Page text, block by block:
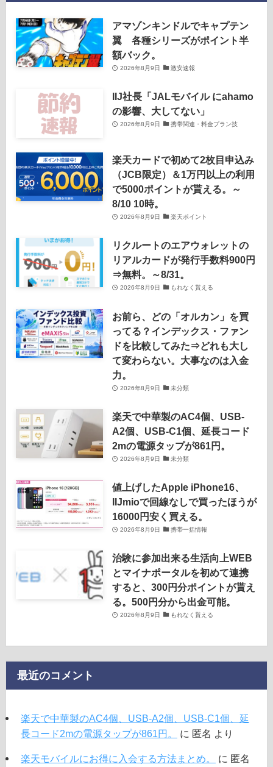
アマゾンキンドルでキャプテン
翼 各種シリーズがポイント半
額バック。
2026年8月9日 激安速報
IIJ社長「JALモバイル にahamo
の影響、大してない」
2026年8月9日 携帯関連・料金プラン技
楽天カードで初めて2枚目申込み
（JCB限定）＆1万円以上の利用
で5000ポイントが貰える。～
8/10 10時。
2026年8月9日 楽天ポイント
リクルートのエアウォレットの
リアルカードが発行手数料900円
⇒無料。～8/31。
2026年8月9日 もれなく貰える
お前ら、どの「オルカン」を買
ってる？インデックス・ファン
ドを比較してみた⇒どれも大し
て変わらない。大事なのは入金
力。
2026年8月9日 未分類
楽天で中華製のAC4個、USB-
A2個、USB-C1個、延長コード
2mの電源タップが861円。
2026年8月9日 未分類
値上げしたApple iPhone16、
IIJmioで回線なしで買ったほうが
16000円安く買える。
2026年8月9日 携帯一括情報
治験に参加出来る生活向上WEB
とマイナポータルを初めて連携
すると、300円分ポイントが貰え
る。500円分から出金可能。
2026年8月9日 もれなく貰える
最近のコメント
楽天で中華製のAC4個、USB-A2個、USB-C1個、延
長コード2mの電源タップが861円。
に 匿名 より
楽天モバイルにお得に入会する方法まとめ。 に 匿名